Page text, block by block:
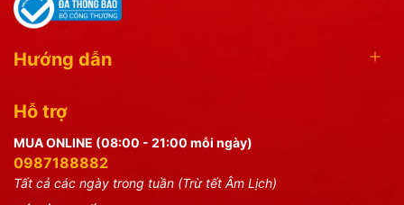
Hướng dẫn
Hỗ trợ
MUA ONLINE (08:00 - 21:00 mỗi ngày)
0987188882
Tất cả các ngày trong tuần (Trừ tết Âm Lịch)